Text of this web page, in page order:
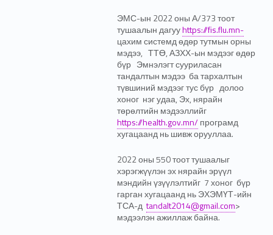
ЭМС-ын 2022 оны А/373 тоот
тушаалын дагууhttps://fis.flu.mn-
цахим системд өдөр тутмын орны
мэдээ, ТТӨ, АЗХХ-ын мэдээг өдөр
бүр Эмнэлэгт сууриласан
тандалтын мэдээ ба тархалтын
түвшиний мэдээг тус бүр долоо
хоног нэг удаа, Эх, нярайн
төрөлтийн мэдээллийг
https://health.gov.mn/програмд
хугацаанд нь шивж орууллаа.
2022 оны 550 тоот тушаалыг
хэрэгжүүлэн эх нярайн эрүүл
мэндийн үзүүлэлтийг 7 хоног бүр
гарган хугацаанд нь ЭХЭМҮТ-ийн
ТСА-дtandalt2014@gmail.com>
мэдээлэн ажиллаж байна.